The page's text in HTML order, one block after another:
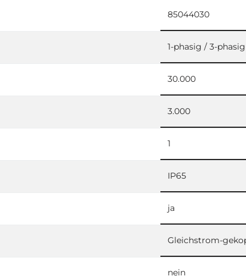
85044030
1-phasig / 3-phasig
30.000
3.000
1
IP65
ja
Gleichstrom-
nein